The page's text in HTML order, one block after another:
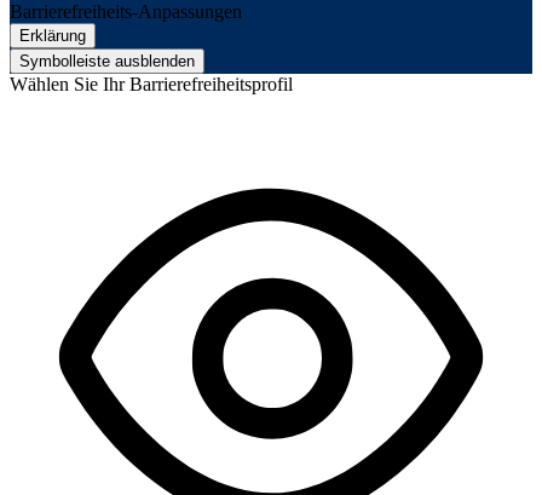
Barrierefreiheits-Anpassungen
Erklärung
Symbolleiste ausblenden
Wählen Sie Ihr Barrierefreiheitsprofil